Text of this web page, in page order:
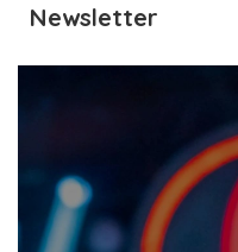
Newsletter